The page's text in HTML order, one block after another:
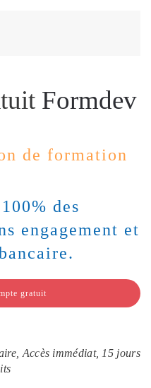
Formdev
de formation
des
engagement et
gratuit
Accès immédiat, 15 jours